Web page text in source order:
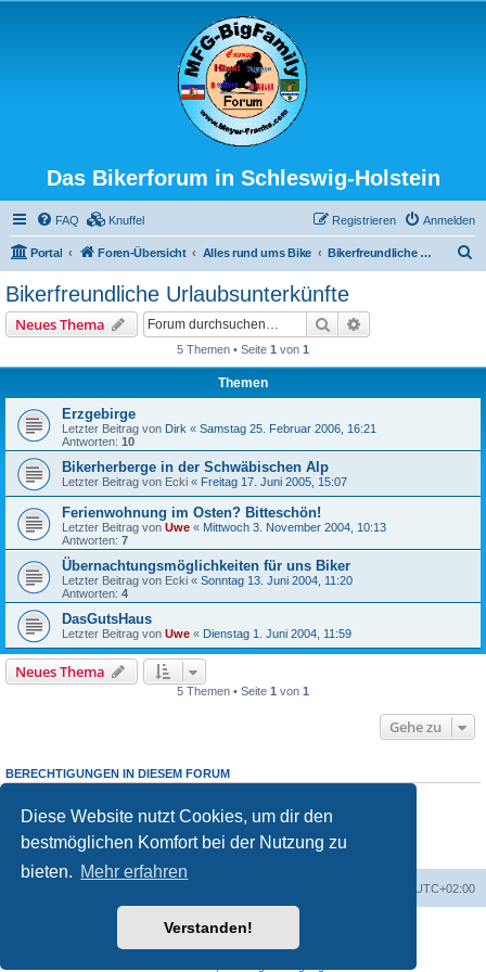
Diese Website nutzt Cookies, um dir den
bestmöglichen Komfort bei der Nutzung zu
bieten. Mehr erfahren
Verstanden!
Das Bikerforum in Schleswig-Holstein
FAQ Knuffel Anmelden
Registrieren
Portal Foren-Übersicht Alles rund ums Bike Bikerfreundliche Urlaubsunterkünfte
Bikerfreundliche Urlaubsunterkünfte
Neues Thema Suche
5 Themen • Seite 1 von 1
Themen
Erzgebirge
Letzter Beitrag von Dirk « Samstag 25. Februar 2006, 16:21
Antworten: 10
Bikerherberge in der Schwäbischen Alp
Letzter Beitrag von Ecki « Freitag 17. Juni 2005, 15:07
Ferienwohnung im Osten? Bitteschön!
Letzter Beitrag von Uwe « Mittwoch 3. November 2004, 10:13
Antworten: 7
Übernachtungsmöglichkeiten für uns Biker
Letzter Beitrag von Ecki « Sonntag 13. Juni 2004, 11:20
Antworten: 4
DasGutsHaus
Letzter Beitrag von Uwe « Dienstag 1. Juni 2004, 11:59
Neues Thema
5 Themen • Seite 1 von 1
Gehe zu
BERECHTIGUNGEN IN DIESEM FORUM
Du darfst
keine Antworten zu Themen in diesem Forum erstellen.
Du darfst deine Beiträge in diesem Forumnichtändern.
Du darfst deine Beiträge in diesem Forum nicht löschen.
keine
UTC+02:00
Powered byphpBB® Forum Software © phpBB Limited
phpBB.de